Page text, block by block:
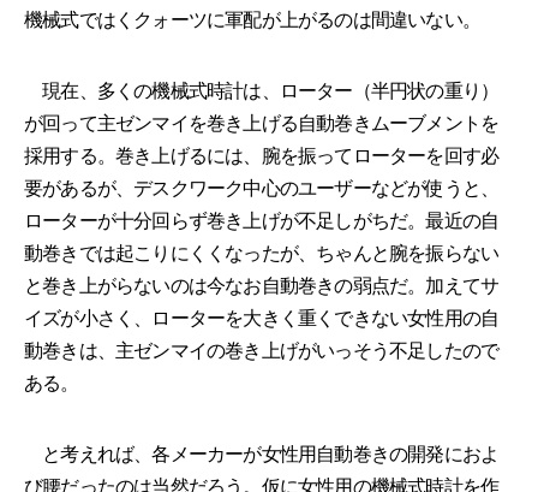
機械式ではくクォーツに軍配が上がるのは間違いない。
現在、多くの機械式時計は、ローター（半円状の重り）
が回って主ゼンマイを巻き上げる自動巻きムーブメントを
採用する。巻き上げるには、腕を振ってローターを回す必
要があるが、デスクワーク中心のユーザーなどが使うと、
ローターが十分回らず巻き上げが不足しがちだ。最近の自
動巻きでは起こりにくくなったが、ちゃんと腕を振らない
と巻き上がらないのは今なお自動巻きの弱点だ。加えてサ
イズが小さく、ローターを大きく重くできない女性用の自
動巻きは、主ゼンマイの巻き上げがいっそう不足したので
ある。
と考えれば、各メーカーが女性用自動巻きの開発におよ
び腰だったのは当然だろう。仮に女性用の機械式時計を作